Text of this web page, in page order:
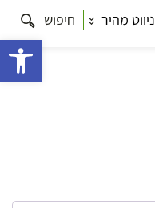
ניווט מהיר חיפוש